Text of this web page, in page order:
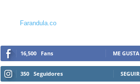
Farandula.co
16,500 Fans ME GUSTA
350 Seguidores SEGUIR